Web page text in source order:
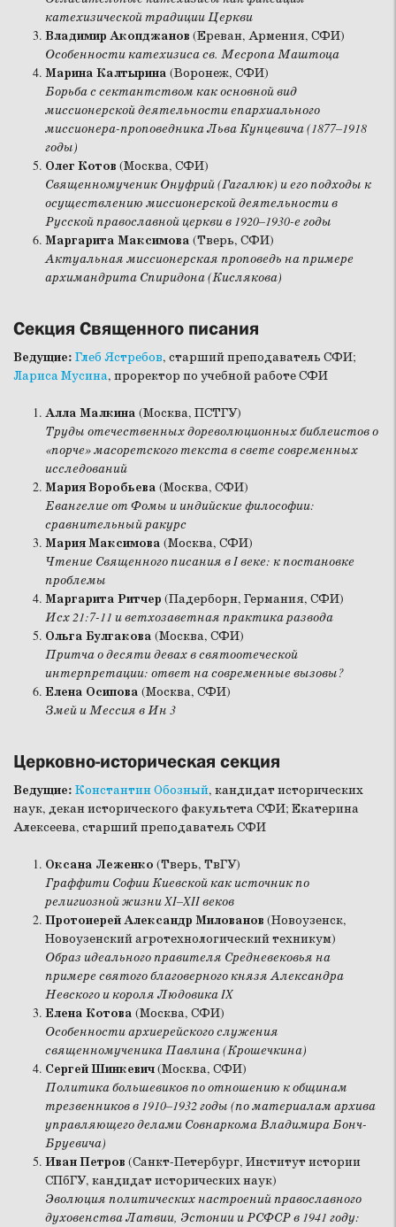
катехизической традиции Церкви
Владимир Акопджанов (Ереван, Армения, СФИ)
Особенности катехизиса св. Месропа Маштоца
Марина Калтырина (Воронеж, СФИ)
Борьба с сектантством как основной вид
миссионерской деятельности епархиального
миссионера-проповедника Льва Кунцевича (1877–1918
годы)
Олег Котов (Москва, СФИ)
Священномученик Онуфрий (Гагалюк) и его подходы к
осуществлению миссионерской деятельности в
Русской православной церкви в 1920–1930-е годы
Маргарита Максимова (Тверь, СФИ)
Актуальная миссионерская проповедь на примере
архимандрита Спиридона (Кислякова)
Секция Священного писания
Ведущие: Глеб Ястребов, старший преподаватель СФИ;
Лариса Мусина, проректор по учебной работе СФИ
Алла Малкина (Москва, ПСТГУ)
Труды отечественных дореволюционных библеистов о
«порче» масоретского текста в свете современных
исследований
Мария Воробьева (Москва, СФИ)
Евангелие от Фомы и индийские философии:
сравнительный ракурс
Мария Максимова (Москва, СФИ)
Чтение Священного писания в I веке: к постановке
проблемы
Маргарита Ритчер (Падерборн, Германия, СФИ)
Исх 21:7-11 и ветхозаветная практика развода
Ольга Булгакова (Москва, СФИ)
Притча о десяти девах в святоотеческой
интерпретации: ответ на современные вызовы?
Елена Осипова (Москва, СФИ)
Змей и Мессия в Ин 3
Церковно-историческая секция
Ведущие: Константин Обозный, кандидат исторических
наук, декан исторического факультета СФИ; Екатерина
Алексеева, старший преподаватель СФИ
Оксана Леженко (Тверь, ТвГУ)
Граффити Софии Киевской как источник по
религиозной жизни XI–XII веков
Протоиерей Александр Милованов (Новоузенск,
Новоузенский агротехнологический техникум)
Образ идеального правителя Средневековья на
примере святого благоверного князя Александра
Невского и короля Людовика IX
Елена Котова (Москва, СФИ)
Особенности архиерейского служения
священномученика Павлина (Крошечкина)
Сергей Шинкевич(Москва, СФИ)
Политика большевиков по отношению к общинам
трезвенников в 1910–1932 годы (по материалам архива
управляющего делами Совнаркома Владимира Бонч-
Бруевича)
Иван Петров (Санкт-Петербург, Институт истории
СПбГУ, кандидат исторических наук)
Эволюция политических настроений православного
духовенства Латвии, Эстонии и РСФСР в 1941 году: